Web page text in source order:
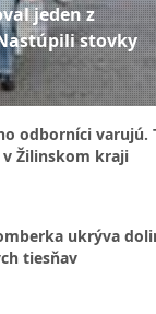
jeden z
stovky
odborníci varujú.
v Žilinskom kraji
ukrýva
tiesňav